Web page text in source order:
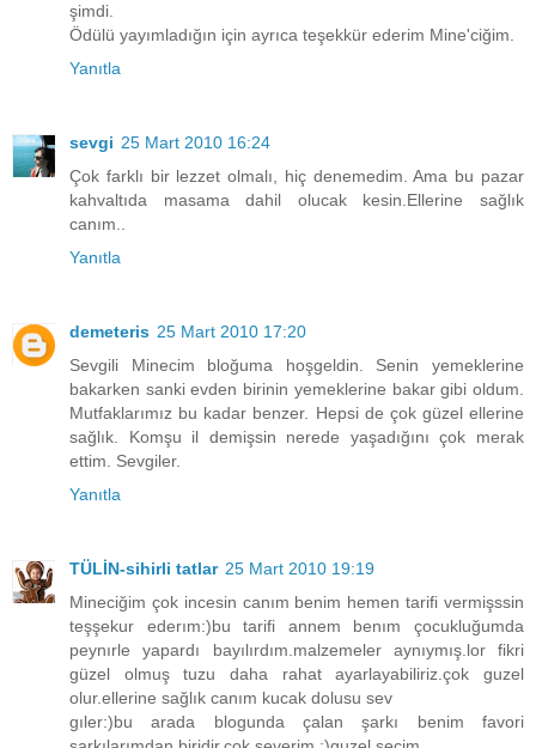
şimdi.
Ödülü yayımladığın için ayrıca teşekkür ederim Mine'ciğim.
Yanıtla
sevgi 25 Mart 2010 16:24
Çok farklı bir lezzet olmalı, hiç denemedim. Ama bu pazar
kahvaltıda masama dahil olucak kesin.Ellerine sağlık
canım..
Yanıtla
demeteris 25 Mart 2010 17:20
Sevgili Minecim bloğuma hoşgeldin. Senin yemeklerine
bakarken sanki evden birinin yemeklerine bakar gibi oldum.
Mutfaklarımız bu kadar benzer. Hepsi de çok güzel ellerine
sağlık. Komşu il demişsin nerede yaşadığını çok merak
ettim. Sevgiler.
Yanıtla
TÜLİN-sihirli tatlar 25 Mart 2010 19:19
Mineciğim çok incesin canım benim hemen tarifi vermişssin
teşşekur ederım:)bu tarifi annem benım çocukluğumda
peynırle yapardı bayılırdım.malzemeler aynıymış.lor fikri
güzel olmuş tuzu daha rahat ayarlayabiliriz.çok guzel
olur.ellerine sağlık canım kucak dolusu sev
gıler:)bu arada blogunda çalan şarkı benim favori